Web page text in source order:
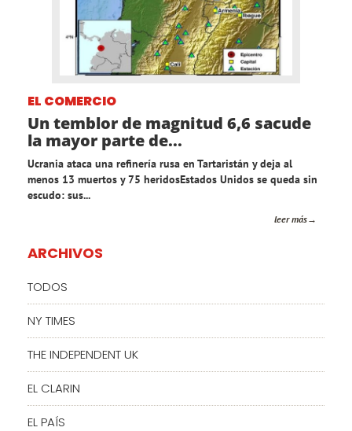
EL COMERCIO
Un temblor de magnitud 6,6 sacude
la mayor parte de...
Ucrania ataca una refinería rusa en Tartaristán y deja al
menos 13 muertos y 75 heridosEstados Unidos se queda sin
escudo: sus...
leer más
ARCHIVOS
TODOS
NY TIMES
THE INDEPENDENT UK
EL CLARIN
EL PAÍS